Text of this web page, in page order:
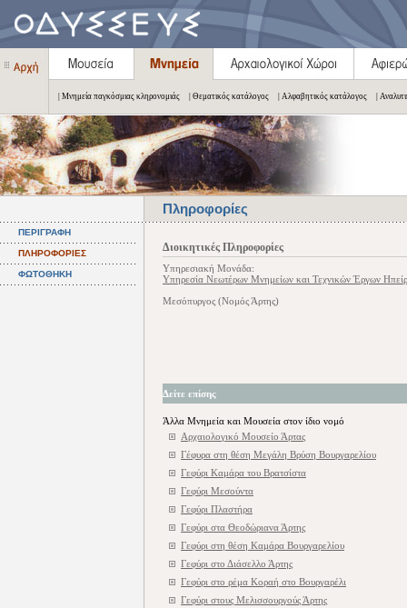
| Μνημεία παγκόσμιας κληρονομιάς | Θεματικός κατάλογος | Αλφαβητικός κατάλογος |
Πληροφορίες
ΠΕΡΙΓΡΑΦΗ
ΠΛΗΡΟΦΟΡΙΕΣ
ΦΩΤΟΘΗΚΗ
Διοικητικές Πληροφορίες
Υπηρεσιακή Μονάδα:
Υπηρεσία Νεωτέρων Μνημείων και Τεχνικών Έργων
Μεσόπυργος (Νομός Άρτης)
Δείτε επίσης
Άλλα Μνημεία και Μουσεία στον ίδιο νομό
Αρχαιολογικό Μουσείο Άρτας
Γέφυρα στη θέση Μεγάλη Βρύση Βουργαρελίου
Γεφύρι Καμάρα του Βρατσίστα
Γεφύρι Μεσούντα
Γεφύρι Πλαστήρα
Γεφύρι στα Θεοδώριανα Άρτης
Γεφύρι στη θέση Καμάρα Βουργαρελίου
Γεφύρι στο Διάσελλο Άρτης
Γεφύρι στο ρέμα Κοραή στο Βουργαρέλι
Γεφύρι στους Μελισσουργούς Άρτης